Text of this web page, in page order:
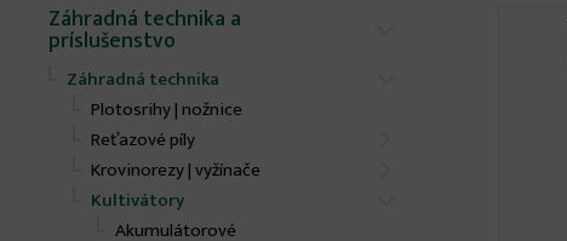
Záhradná technika a
príslušenstvo
Záhradná technika
Plotosrihy | nožnice
Reťazové píly
Krovinorezy | vyžínače
Kultivátory
Akumulátorové